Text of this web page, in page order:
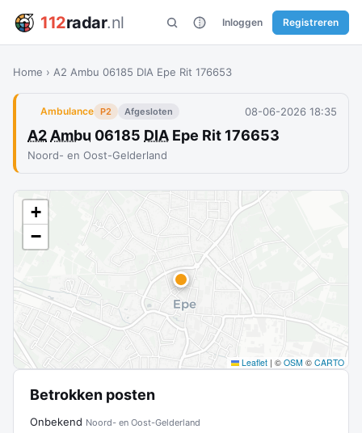
112radar.nl Inloggen Registreren
Home › A2 Ambu 06185 DIA Epe Rit 176653
Ambulance P2 Afgesloten 08-06-2026 18:35
A2 Ambu 06185 DIA Epe Rit 176653
Noord- en Oost-Gelderland
+
−
Leaflet | © OSM © CARTO
Betrokken posten
Onbekend Noord- en Oost-Gelderland